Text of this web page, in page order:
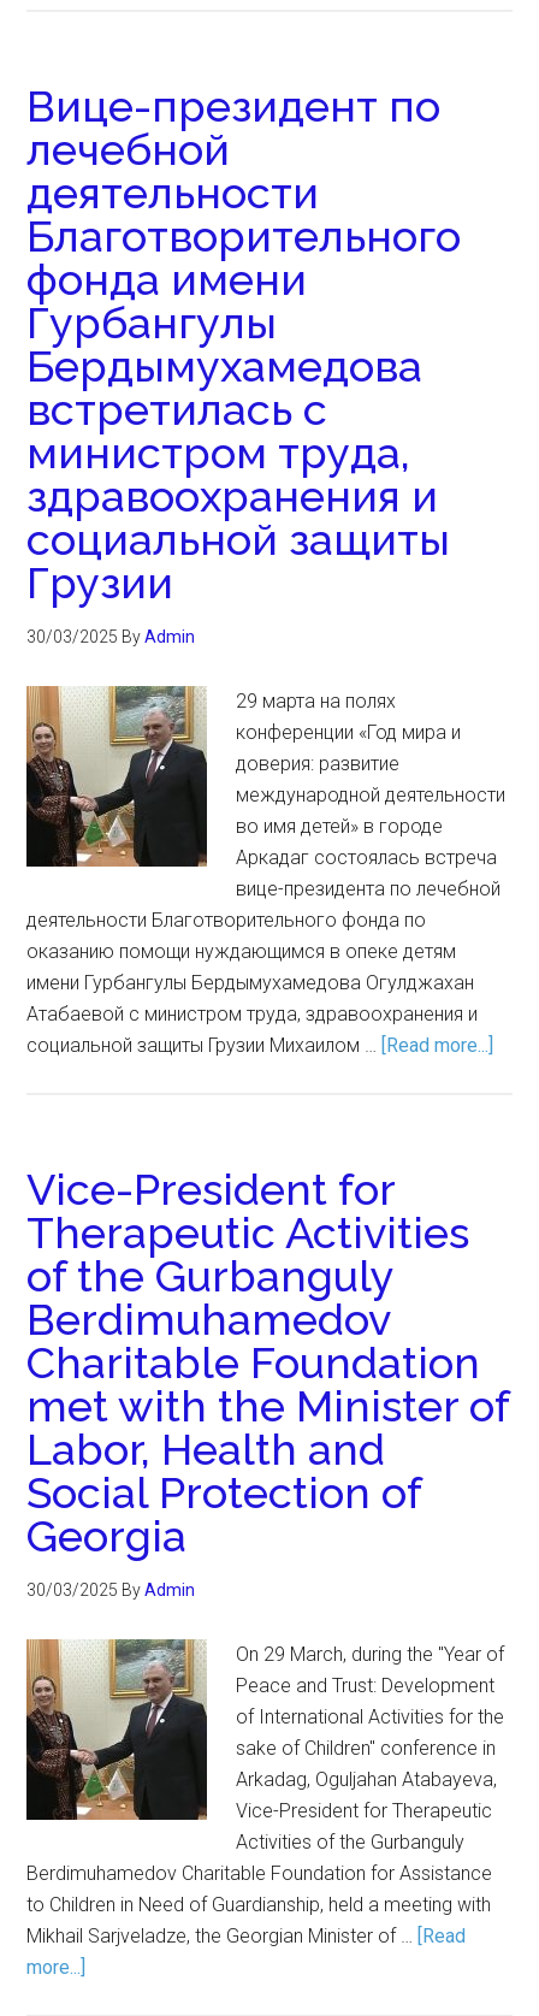
Вице-президент по
лечебной
деятельности
Благотворительного
фонда имени
Гурбангулы
Бердымухамедова
встретилась с
министром труда,
здравоохранения и
социальной защиты
Грузии
30/03/2025 ByAdmin
29 марта на полях
конференции «Год мира и
доверия: развитие
международной деятельности
во имя детей» в городе
Аркадаг состоялась встреча
вице-президента по лечебной
деятельности Благотворительного фонда по
оказанию помощи нуждающимся в опеке детям
имени Гурбангулы Бердымухамедова Огулджахан
Атабаевой с министром труда, здравоохранения и
социальной защиты Грузии Михаилом … [Read more...]
Vice-President for
Therapeutic Activities
of the Gurbanguly
Berdimuhamedov
Charitable Foundation
met with the Minister of
Labor, Health and
Social Protection of
Georgia
30/03/2025 ByAdmin
On 29 March, during the "Year of
Peace and Trust: Development
of International Activities for the
sake of Children" conference in
Arkadag, Oguljahan Atabayeva,
Vice-President for Therapeutic
Activities of the Gurbanguly
Berdimuhamedov Charitable Foundation for Assistance
to Children in Need of Guardianship, held a meeting with
Mikhail Sarjveladze, the Georgian Minister of … [Read
more...]